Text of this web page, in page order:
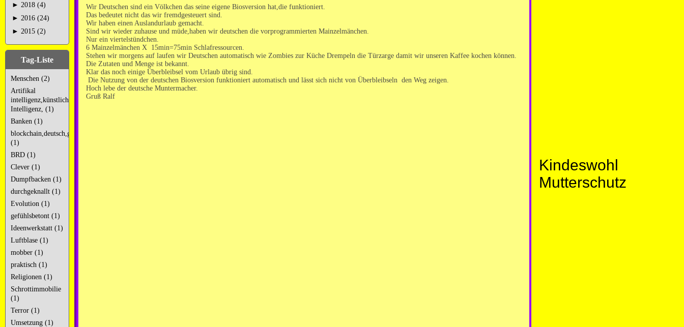
► 2018 (4)
► 2016 (24)
► 2015 (2)
Tag-Liste
Menschen (2)
Artifikal
intelligenz,künstliche
Intelligenz, (1)
Banken (1)
blockchain,deutsch,googlekacke,googleschrott,
(1)
BRD (1)
Clever (1)
Dumpfbacken (1)
durchgeknallt (1)
Evolution (1)
gefühlsbetont (1)
Ideenwerkstatt (1)
Luftblase (1)
mobber (1)
praktisch (1)
Religionen (1)
Schrottimmobilie
(1)
Terror (1)
Umsetzung (1)
Kindeswohl
Mutterschutz
Wir Deutschen sind ein Völkchen das seine eigene Biosversion hat,die funktioniert.
Das bedeutet nicht das wir fremdgesteuert sind.
Wir haben einen Auslandurlaub gemacht.
Sind wir wieder zuhause und müde,haben wir deutschen die vorprogrammierten Mainzelmänchen.
Nur ein viertelstündchen.
6 Mainzelmänchen X 15min=75min Schlafressourcen.
Stehen wir morgens auf laufen wir Deutschen automatisch wie Zombies zur Küche Drempeln die Türzarge damit wir unseren Kaffee kochen können.
Die Zutaten und Menge ist bekannt.
Klar das noch einige Überbleibsel vom Urlaub übrig sind.
Die Nutzung von der deutschen Biosversion funktioniert automatisch und lässt sich nicht von Überbleibseln den Weg zeigen.
Hoch lebe der deutsche Muntermacher.
Gruß Ralf